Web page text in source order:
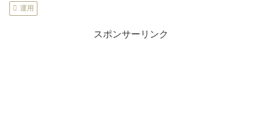
運用
スポンサーリンク